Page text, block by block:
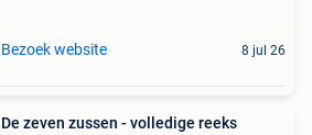
Bezoek website 8 jul 26
De zeven zussen - volledige reeks